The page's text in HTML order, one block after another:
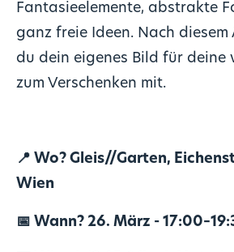
Fantasieelemente, abstrakte
ganz freie Ideen. Nach diesem
du dein eigenes Bild für deine
zum Verschenken mit.
📍 Wo? Gleis//Garten,
Wien
📅 Wann? 26. März -